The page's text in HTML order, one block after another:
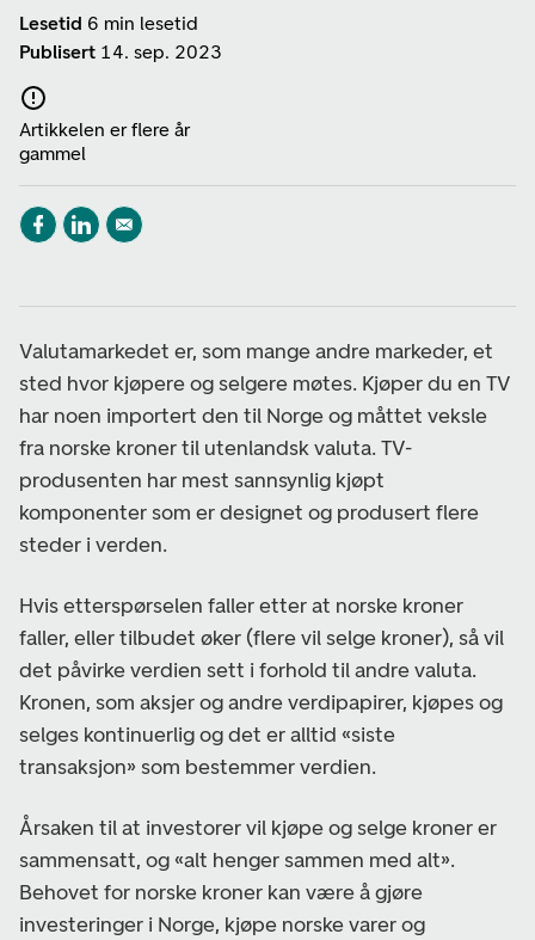
Lesetid 6 min lesetid
Publisert 14. sep. 2023
Artikkelen er flere år
gammel
Valutamarkedet er, som mange andre markeder, et
sted hvor kjøpere og selgere møtes. Kjøper du en TV
har noen importert den til Norge og måttet veksle
fra norske kroner til utenlandsk valuta. TV-
produsenten har mest sannsynlig kjøpt
komponenter som er designet og produsert flere
steder i verden.
Hvis etterspørselen faller etter at norske kroner
faller, eller tilbudet øker (flere vil selge kroner), så vil
det påvirke verdien sett i forhold til andre valuta.
Kronen, som aksjer og andre verdipapirer, kjøpes og
selges kontinuerlig og det er alltid «siste
transaksjon» som bestemmer verdien.
Årsaken til at investorer vil kjøpe og selge kroner er
sammensatt, og «alt henger sammen med alt».
Behovet for norske kroner kan være å gjøre
investeringer i Norge, kjøpe norske varer og